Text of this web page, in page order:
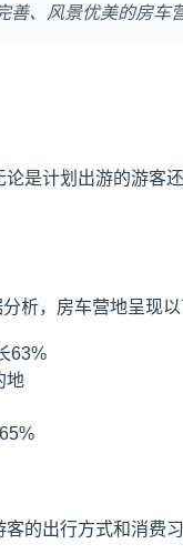
、风景优美的房车
是计划出游的游客
析，房车营地呈现以
63%
地
的出行方式和消费